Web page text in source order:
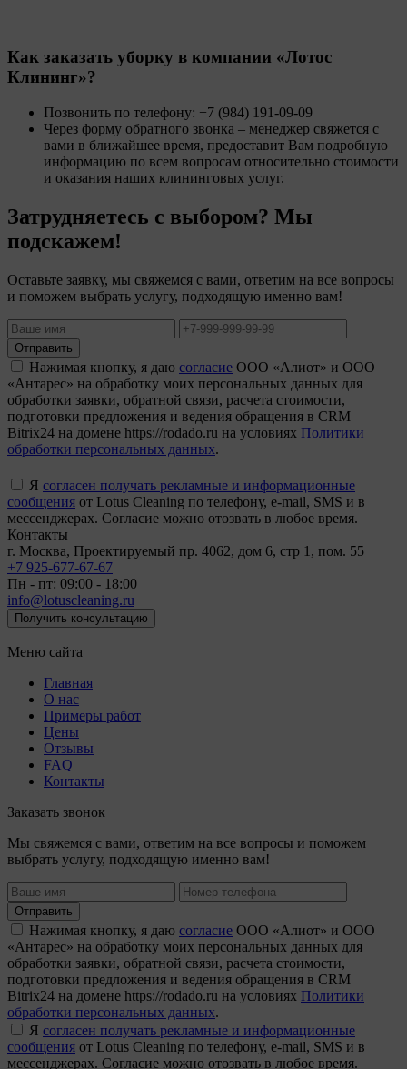
Как заказать уборку в компании «Лотос
Клининг»?
Позвонить по телефону: +7 (984) 191-09-09
Через форму обратного звонка – менеджер свяжется с
вами в ближайшее время, предоставит Вам подробную
информацию по всем вопросам относительно стоимости
и оказания наших клининговых услуг.
Затрудняетесь с выбором? Мы
подскажем!
Оставьте заявку, мы свяжемся с вами, ответим на все вопросы
и поможем выбрать услугу, подходящую именно вам!
Отправить
Нажимая кнопку, я даю согласие ООО «Алиот» и ООО
«Антарес» на обработку моих персональных данных для
обработки заявки, обратной связи, расчета стоимости,
подготовки предложения и ведения обращения в CRM
Bitrix24 на домене https://rodado.ru на условиях Политики
обработки персональных данных.
Я согласен получать рекламные и информационные
сообщения от Lotus Cleaning по телефону, e-mail, SMS и в
мессенджерах. Согласие можно отозвать в любое время.
Контакты
г. Москва, Проектируемый пр. 4062, дом 6, стр 1, пом. 55
+7 925-677-67-67
Пн - пт: 09:00 - 18:00
info@lotuscleaning.ru
Получить консультацию
Меню сайта
Главная
О нас
Примеры работ
Цены
Отзывы
FAQ
Контакты
Заказать звонок
Мы свяжемся с вами, ответим на все вопросы и поможем
выбрать услугу, подходящую именно вам!
Отправить
Нажимая кнопку, я даю согласие ООО «Алиот» и ООО
«Антарес» на обработку моих персональных данных для
обработки заявки, обратной связи, расчета стоимости,
подготовки предложения и ведения обращения в CRM
Bitrix24 на домене https://rodado.ru на условиях Политики
обработки персональных данных.
Я согласен получать рекламные и информационные
сообщения от Lotus Cleaning по телефону, e-mail, SMS и в
мессенджерах. Согласие можно отозвать в любое время.